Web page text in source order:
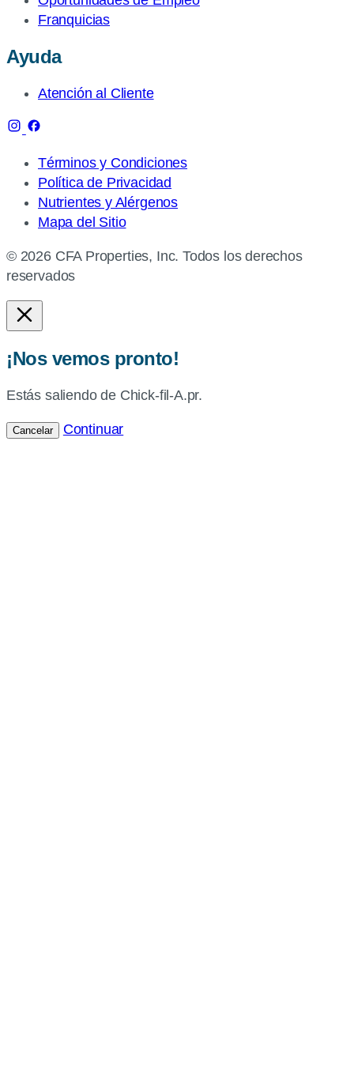
Franquicias
Ayuda
Atención al Cliente
Términos y Condiciones
Política de Privacidad
Nutrientes y Alérgenos
Mapa del Sitio
© 2026 CFA Properties, Inc. Todos los derechos
reservados
¡Nos vemos pronto!
Estás saliendo de Chick-fil-A.pr.
Cancelar Continuar